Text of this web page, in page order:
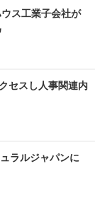
ス工業子会社が
セスし人事関連内
ラルジャパンに